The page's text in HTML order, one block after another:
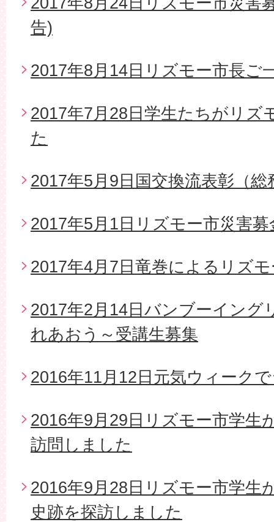
告)
2017年8月14日リズモー市長ご
2017年7月28日学生たちがリズ
た
2017年5月9日国交換流表彰（総
2017年5月1日リズモー市災害
2017年4月7日竜巻によるリズ
2017年2月14日バンブーイング
れあおう～受講生募集
2016年11月12日元気ウィーク
2016年9月29日リズモー市学生
訪問しました
2016年9月28日リズモー市学生
史跡を探訪しました